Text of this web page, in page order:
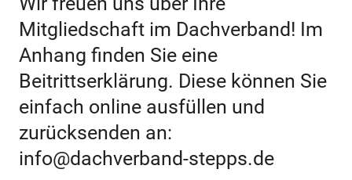
Mitgliedschaft im Dachverband! Im
Anhang finden Sie eine
Beitrittserklärung. Diese können Sie
einfach online ausfüllen und
zurücksenden an:
info@dachverband-stepps.de